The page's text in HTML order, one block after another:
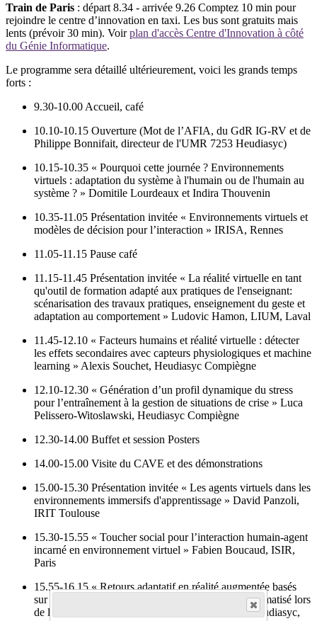
Train de Paris : départ 8.34 - arrivée 9.26 Comptez 10 min pour
rejoindre le centre d’innovation en taxi. Les bus sont gratuits mais
lents (prévoir 30 min). Voirplan d'accès Centre d'Innovation à côté
du Génie Informatique.
Le programme sera détaillé ultérieurement, voici les grands temps
forts :
9.30-10.00 Accueil, café
10.10-10.15 Ouverture (Mot de l’AFIA, du GdR IG-RV et de
Philippe Bonnifait, directeur de l'UMR 7253 Heudiasyc)
10.15-10.35 « Pourquoi cette journée ? Environnements
virtuels : adaptation du système à l'humain ou de l'humain au
système ? » Domitile Lourdeaux et Indira Thouvenin
10.35-11.05 Présentation invitée « Environnements virtuels et
modèles de décision pour l’interaction » IRISA, Rennes
11.05-11.15 Pause café
11.15-11.45 Présentation invitée « La réalité virtuelle en tant
qu'outil de formation adapté aux pratiques de l'enseignant:
scénarisation des travaux pratiques, enseignement du geste et
adaptation au comportement » Ludovic Hamon, LIUM, Laval
11.45-12.10 « Facteurs humains et réalité virtuelle : détecter
les effets secondaires avec capteurs physiologiques et machine
learning » Alexis Souchet, Heudiasyc Compiègne
12.10-12.30 « Génération d’un profil dynamique du stress
pour l’entraînement à la gestion de situations de crise » Luca
Pelissero-Witoslawski, Heudiasyc Compiègne
12.30-14.00 Buffet et session Posters
14.00-15.00 Visite du CAVE et des démonstrations
15.00-15.30 Présentation invitée « Les agents virtuels dans les
environnements immersifs d'apprentissage » David Panzoli,
IRIT Toulouse
15.30-15.55 « Toucher social pour l’interaction humain-agent
incarné en environnement virtuel » Fabien Boucaud, ISIR,
Paris
15.55-16.15 « Retours adaptatif en réalité augmentée basés
sur l’état du conducteur de véhicule hautement automatisé lors
de la reprise de contrôle » Baptiste Wojtkowski, Heudiasyc,